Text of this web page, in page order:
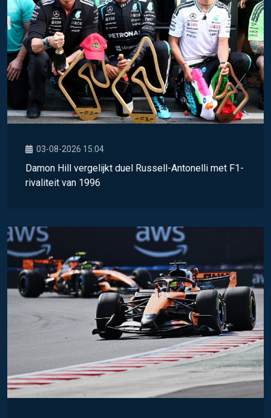
03-08-2026 15:04
Damon Hill vergelijkt duel Russell-Antonelli met F1-
rivaliteit van 1996